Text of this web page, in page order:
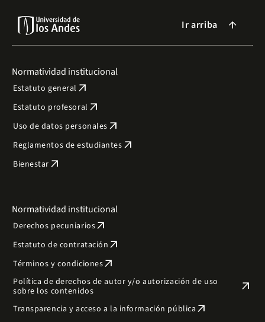
Ir arriba arrow_forward
Normatividad institucional
Estatuto general arrow_outward
Estatuto profesoral arrow_outward
Uso de datos personales arrow_outward
Reglamentos de estudiantes arrow_outward
Bienestar arrow_outward
Normatividad institucional
Derechos pecuniariosarrow_outward
Estatuto de contratación arrow_outward
Términos y condicionesarrow_outward
Política de derechos de autor y/o autorización de uso
sobre los contenidos
arrow_outward
Transparencia y acceso a la información pública arrow_outward